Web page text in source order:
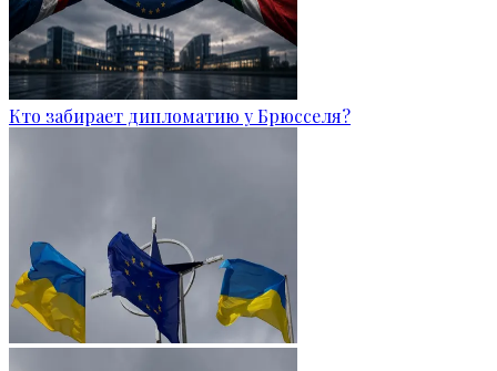
Кто забирает дипломатию у Брюсселя?